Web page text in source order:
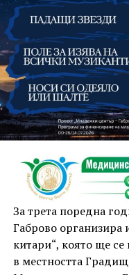
На 13 август
занимания и за
Инструкторката по
от FitLab ще се
тренировка от
атака с куиз вечер
приключи с
комедиен филм
под звездното
За трета поредна
Габрово организира
китари“, която ще се
в местността